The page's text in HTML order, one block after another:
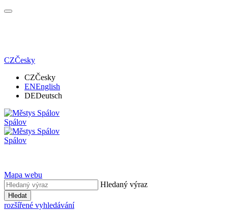
CZČesky
CZČesky
ENEnglish
DEDeutsch
Spálov
Spálov
Mapa webu
Hledaný výraz
Hledat
rozšířené vyhledávání